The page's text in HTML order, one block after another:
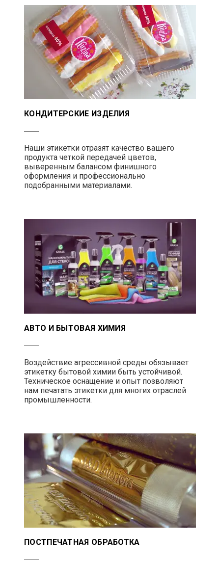
КОНДИТЕРСКИЕ ИЗДЕЛИЯ
Наши этикетки отразят качество вашего
продукта четкой передачей цветов,
выверенным балансом финишного
оформления и профессионально
подобранными материалами.
АВТО И БЫТОВАЯ ХИМИЯ
Воздействие агрессивной среды обязывает
этикетку бытовой химии быть устойчивой.
Техническое оснащение и опыт позволяют
нам печатать этикетки для многих отраслей
промышленности.
ПОСТПЕЧАТНАЯ ОБРАБОТКА